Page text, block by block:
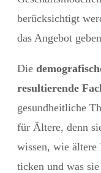
berücksichtigt
das Angebot
Die
resultierende
gesundheitliche
für Ältere, denn
wissen, wie ältere
ticken und was